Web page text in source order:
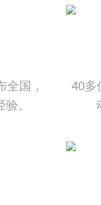
全国，
。
40多